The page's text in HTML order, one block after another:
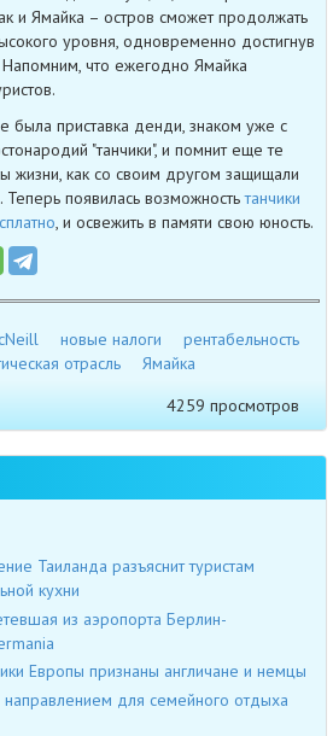
и Ямайка – остров сможет продолжать
уровня, одновременно достигнув
что ежегодно Ямайка
была приставка денди, знаком уже с
"танчики", и помнит еще те
жизни, как со своим другом защищали
Теперь появилась возможностьтанчики
, и освежить в памяти свою юность.
новые налоги
рентабельность
отрасль
Ямайка
4259 просмотров
Таиланда разъяснит туристам
кухни
из аэропорта Берлин-
Европы признаны англичане и немцы
для семейного отдыха